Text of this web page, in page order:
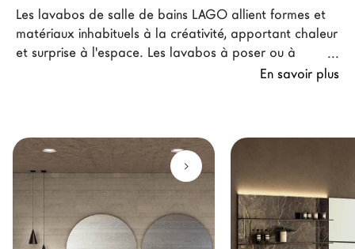
Contract
Magasins
La Brand
Architectes
LAGO Homes
News
Les lavabos de salle de bains LAGO allient formes et
matériaux inhabituels à la créativité, apportant chaleur
et surprise à l'espace. Les lavabos à poser ou à
suspendre, en bois, en céramique, en acier ou avec une
circulaires ou carrés, configurables sur mesure,
deviennent les protagonistes de votre salle de bains.
En savoir plus